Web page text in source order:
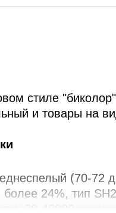
стиле
и товары на
(70-72
24%, тип SH2
30-40000